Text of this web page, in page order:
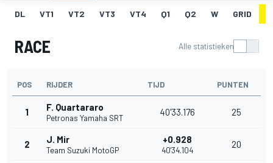
DL VT1 VT2 VT3 VT4 Q1 Q2 W GRID
RACE Alle statistieken
POS RIJDER TIJD PUNTEN
1 F. Quartararo
Petronas Yamaha SRT
40'33.176 25
2 J. Mir
Team Suzuki MotoGP
+0.928
40'34.104
20